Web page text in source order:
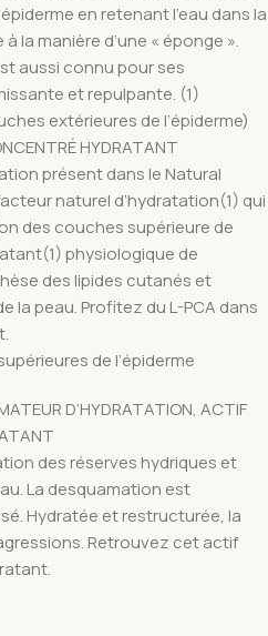
en retenant l’eau dans la
la manière d’une « éponge ».
aussi connu pour ses
et repulpante. (1)
extérieures de l’épiderme)
HYDRATANT
présent dans le Natural
naturel d’hydratation(1) qui
des couches supérieure de
physiologique de
des lipides cutanés et
la peau. Profitez du L-PCA dans
de l’épiderme
D’HYDRATATION, ACTIF
des réserves hydriques et
La desquamation est
Hydratée et restructurée, la
Retrouvez cet actif